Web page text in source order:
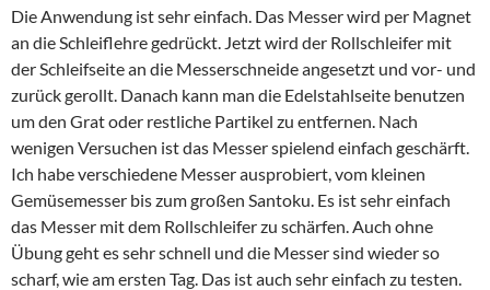
Die Anwendung ist sehr einfach. Das Messer wird per Magnet
an die Schleiflehre gedrückt. Jetzt wird der Rollschleifer mit
der Schleifseite an die Messerschneide angesetzt und vor- und
zurück gerollt. Danach kann man die Edelstahlseite benutzen
um den Grat oder restliche Partikel zu entfernen. Nach
wenigen Versuchen ist das Messer spielend einfach geschärft.
Ich habe verschiedene Messer ausprobiert, vom kleinen
Gemüsemesser bis zum großen Santoku. Es ist sehr einfach
das Messer mit dem Rollschleifer zu schärfen. Auch ohne
Übung geht es sehr schnell und die Messer sind wieder so
scharf, wie am ersten Tag. Das ist auch sehr einfach zu testen.